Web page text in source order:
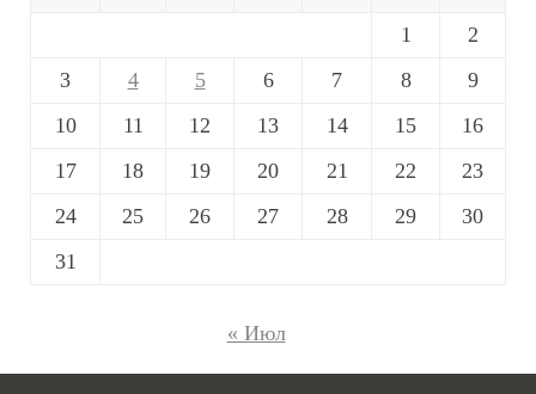
1
2
3
4 5 6 7 8
9
10
11 12 13 14 15
16
17
18 19 20 21 22
23
24
25 26 27 28 29
30
31
« Июл